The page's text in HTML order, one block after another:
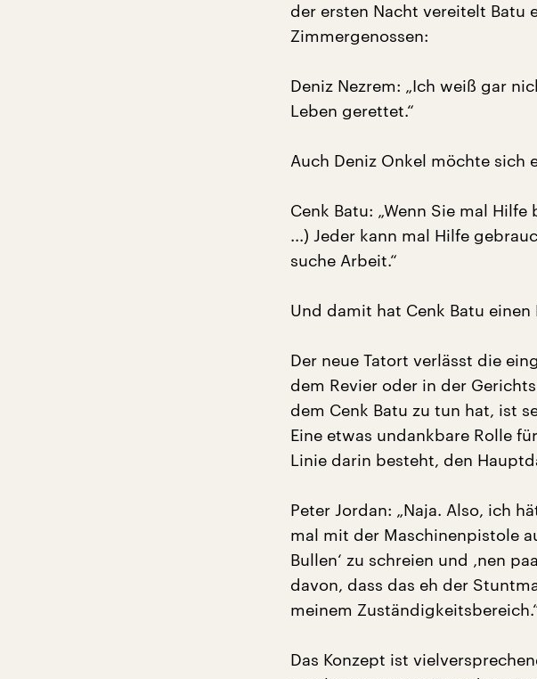
der ersten Nacht vereitelt Batu
Zimmergenossen:
Deniz Nezrem: „Ich weiß gar
Leben gerettet.“
Auch Deniz Onkel möchte sich
Cenk Batu: „Wenn Sie mal
...) Jeder kann mal Hilfe
suche Arbeit.“
Und damit hat Cenk Batu einen
Der neue Tatort verlässt die
dem Revier oder in der
dem Cenk Batu zu tun hat, ist
Eine etwas undankbare Rolle
Linie darin besteht, den
Peter Jordan: „Naja. Also, ich
mal mit der Maschinenpistole
Bullen‘ zu schreien und ‚nen
davon, dass das eh der
meinem
Das Konzept ist